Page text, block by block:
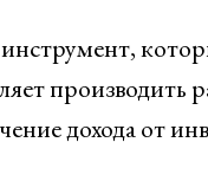
производить
дохода от